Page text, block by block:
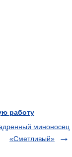
работу
миноносец
«Сметливый»